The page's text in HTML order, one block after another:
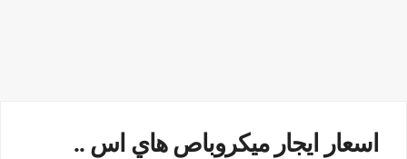
اسعار ايجار ميكروباص هاي اس ..